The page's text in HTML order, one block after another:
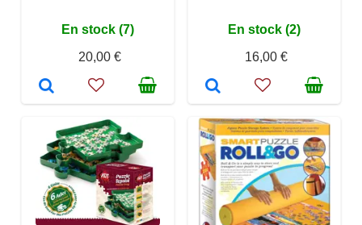
En stock (7)
20,00 €
En stock (2)
16,00 €